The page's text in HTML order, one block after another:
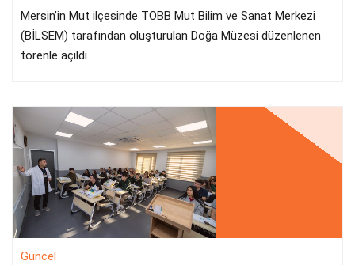
Mersin’in Mut ilçesinde TOBB Mut Bilim ve Sanat Merkezi
(BİLSEM) tarafından oluşturulan Doğa Müzesi düzenlenen
törenle açıldı.
Güncel